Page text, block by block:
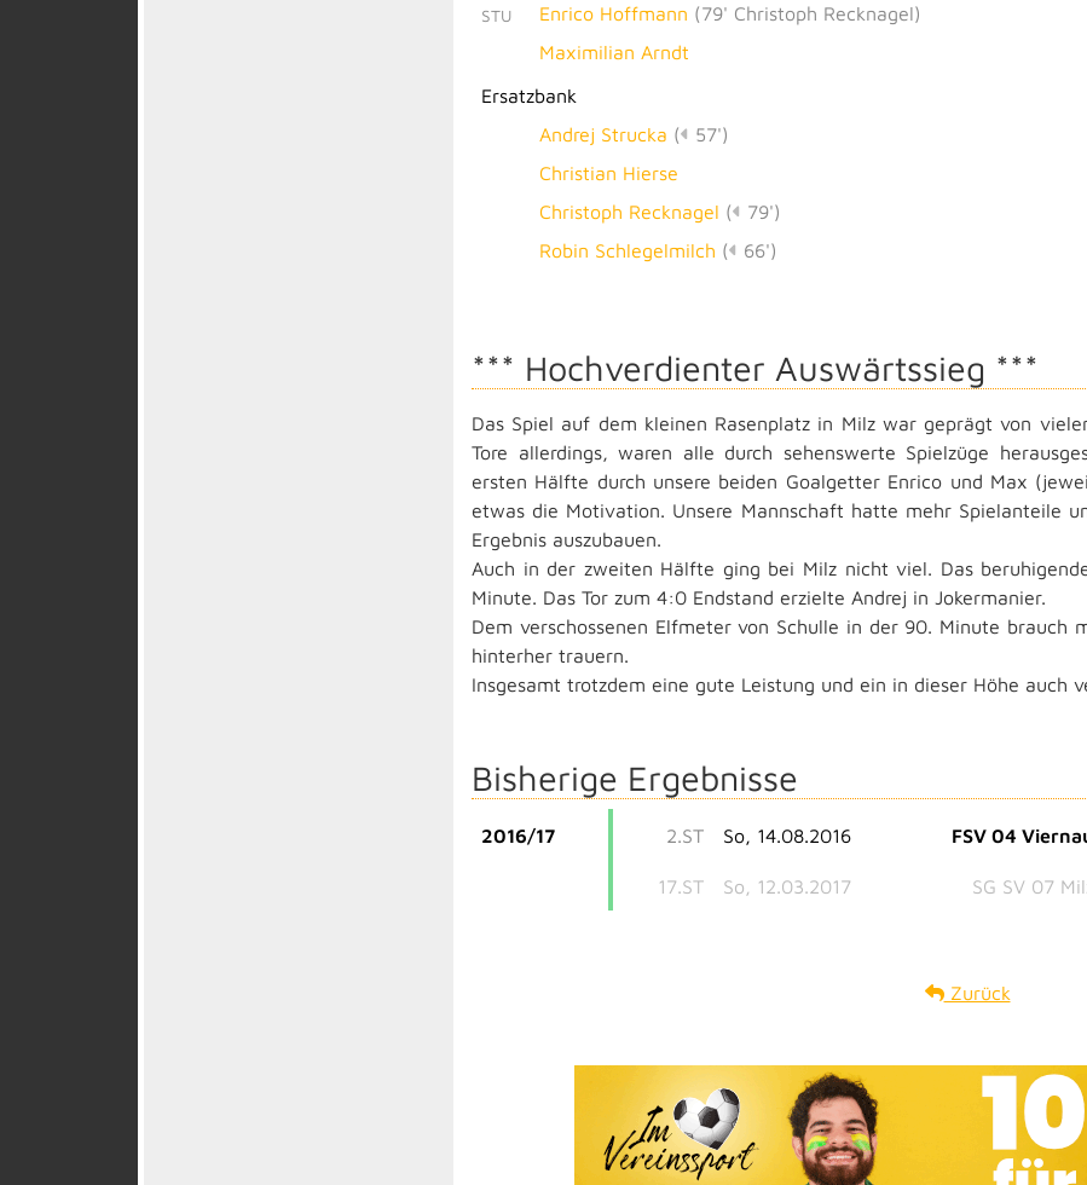
STU Enrico Hoffmann (79' Christoph Recknagel)
Maximilian Arndt
Ersatzbank
Andrej Strucka (
57')
Christian Hierse
Christoph Recknagel (
79')
Robin Schlegelmilch ( 66')
*** Hochverdienter Auswärtssieg ***
Das Spiel auf dem kleinen Rasenplatz in Milz war geprägt von
Tore allerdings, waren alle durch sehenswerte Spielzüge
ersten Hälfte durch unsere beiden Goalgetter Enrico und Max
etwas die Motivation. Unsere Mannschaft hatte mehr Spielanteile
Ergebnis auszubauen
Auch in der zweiten Hälfte ging bei Milz nicht viel. Das
Minute. Das Tor zum 4:0 Endstand erzielte Andrej in Jokermanier.
Dem verschossenen Elfmeter von Schulle in der 90. Minute brauch
hinterher trauern.
Insgesamt trotzdem eine gute Leistung und ein in dieser Höhe auch
Bisherige Ergebnisse
2016/17 2.ST So, 14.08.2016 FSV 04
17.ST So, 12.03.2017 SG SV 07
Zurück